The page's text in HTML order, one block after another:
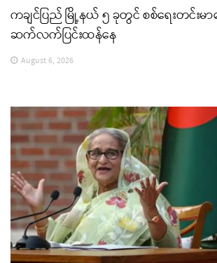
ကချင်ပြည် မြို့နယ် ၅ ခုတွင် စစ်ရေးတင်းမာ
ဆက်လက်ပြင်းထန်နေ
August 6, 2026